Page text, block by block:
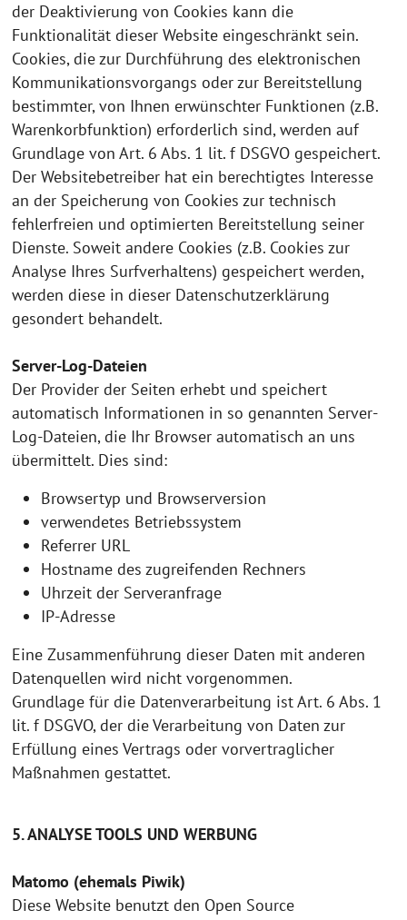
der Deaktivierung von Cookies kann die
Funktionalität dieser Website eingeschränkt sein.
Cookies, die zur Durchführung des elektronischen
Kommunikationsvorgangs oder zur Bereitstellung
bestimmter, von Ihnen erwünschter Funktionen (z.B.
Warenkorbfunktion) erforderlich sind, werden auf
Grundlage von Art. 6 Abs. 1 lit. f DSGVO gespeichert.
Der Websitebetreiber hat ein berechtigtes Interesse
an der Speicherung von Cookies zur technisch
fehlerfreien und optimierten Bereitstellung seiner
Dienste. Soweit andere Cookies (z.B. Cookies zur
Analyse Ihres Surfverhaltens) gespeichert werden,
werden diese in dieser Datenschutzerklärung
gesondert behandelt.
Server-Log-Dateien
Der Provider der Seiten erhebt und speichert
automatisch Informationen in so genannten Server-
Log-Dateien, die Ihr Browser automatisch an uns
übermittelt. Dies sind:
Browsertyp und Browserversion
verwendetes Betriebssystem
Referrer URL
Hostname des zugreifenden Rechners
Uhrzeit der Serveranfrage
IP-Adresse
Eine Zusammenführung dieser Daten mit anderen
Datenquellen wird nicht vorgenommen.
Grundlage für die Datenverarbeitung ist Art. 6 Abs. 1
lit. f DSGVO, der die Verarbeitung von Daten zur
Erfüllung eines Vertrags oder vorvertraglicher
Maßnahmen gestattet.
5. ANALYSE TOOLS UND WERBUNG
Matomo (ehemals Piwik)
Diese Website benutzt den Open Source